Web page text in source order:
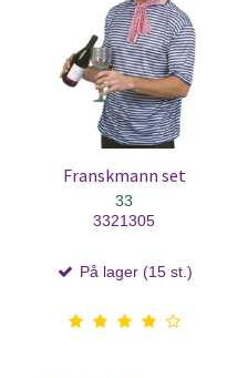
Franskmann set
33
3321305
På lager (15 st.)